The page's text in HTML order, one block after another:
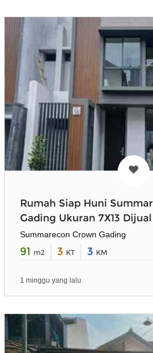
Rumah Siap Huni
Gading Ukuran 7X13
Summarecon Crown Gading
91 m2 3 KT 3 KM
1 minggu yang lalu